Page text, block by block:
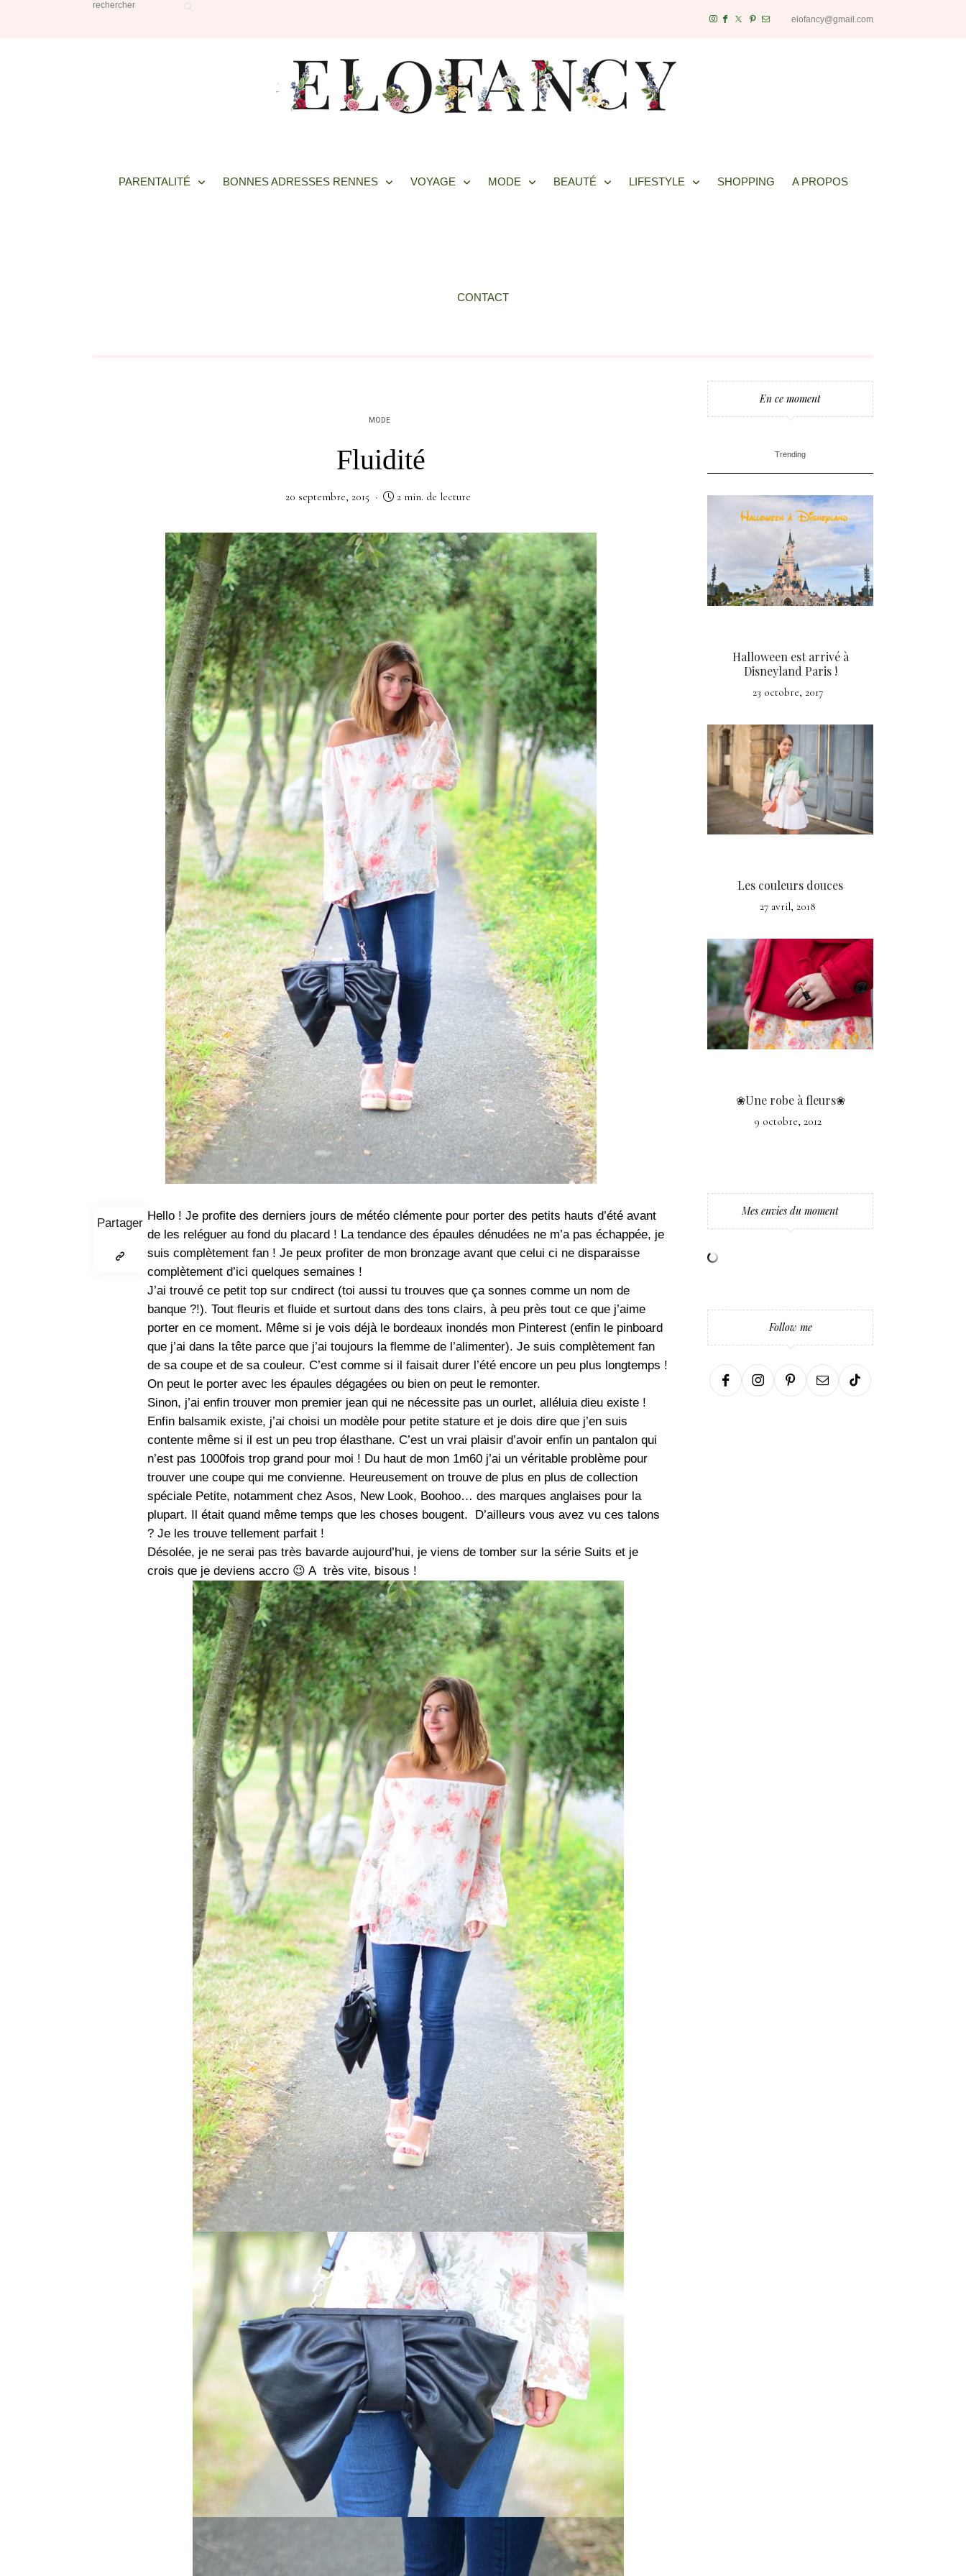
elofancy@gmail.com
PARENTALITÉ BONNES ADRESSES RENNES VOYAGE MODE BEAUTÉ LIFESTYLE SHOPPING A PROPOS
CONTACT
MODE
Fluidité
20 septembre, 2015 2 min. de lecture
Partager
Hello ! Je profite des derniers jours de météo clémente pour porter des petits hauts d’été avant
de les reléguer au fond du placard ! La tendance des épaules dénudées ne m’a pas échappée, je
suis complètement fan ! Je peux profiter de mon bronzage avant que celui ci ne disparaisse
complètement d’ici quelques semaines !
J’ai trouvé ce petit top sur cndirect (toi aussi tu trouves que ça sonnes comme un nom de
banque ?!). Tout fleuris et fluide et surtout dans des tons clairs, à peu près tout ce que j’aime
porter en ce moment. Même si je vois déjà le bordeaux inondés mon Pinterest (enfin le pinboard
que j’ai dans la tête parce que j’ai toujours la flemme de l’alimenter). Je suis complètement fan
de sa coupe et de sa couleur. C’est comme si il faisait durer l’été encore un peu plus longtemps !
On peut le porter avec les épaules dégagées ou bien on peut le remonter.
Sinon, j’ai enfin trouver mon premier jean qui ne nécessite pas un ourlet, alléluia dieu existe !
Enfin balsamik existe, j’ai choisi un modèle pour petite stature et je dois dire que j’en suis
contente même si il est un peu trop élasthane. C’est un vrai plaisir d’avoir enfin un pantalon qui
n’est pas 1000fois trop grand pour moi ! Du haut de mon 1m60 j’ai un véritable problème pour
trouver une coupe qui me convienne. Heureusement on trouve de plus en plus de collection
spéciale Petite, notamment chez Asos, New Look, Boohoo… des marques anglaises pour la
plupart. Il était quand même temps que les choses bougent. D’ailleurs vous avez vu ces talons
? Je les trouve tellement parfait !
Désolée, je ne serai pas très bavarde aujourd’hui, je viens de tomber sur la série Suits et je
crois que je deviens accro 😉 A très vite, bisous !
En ce moment
Trending
Halloween est arrivé à
Disneyland Paris !
23 octobre, 2017
Les couleurs douces
27 avril, 2018
❀Une robe à fleurs❀
9 octobre, 2012
Mes envies du moment
Follow me